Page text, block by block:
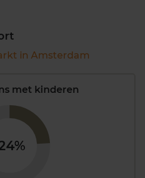
in Amsterdam
met kinderen